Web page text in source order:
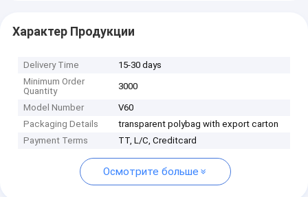
Характер Продукции
Delivery Time
15-30 days
Minimum Order
Quantity
3000
Model Number
V60
Packaging Details
transparent polybag with export carton
Payment Terms
TT, L/C, Creditcard
Осмотрите больше